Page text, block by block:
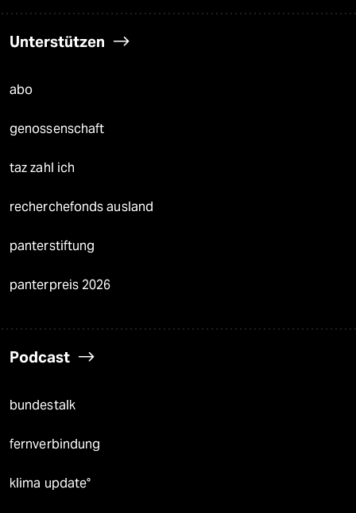
Unterstützen
abo
genossenschaft
taz zahl ich
recherchefonds ausland
panterstiftung
panterpreis 2026
Podcast
bundestalk
fernverbindung
klima update°